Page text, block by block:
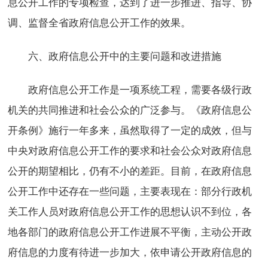
调、监督全省政府信息公开工作的效果。
六、政府信息公开中的主要问题和改进措施
政府信息公开工作是一项系统工程，需要各级行政
机关的共同推进和社会公众的广泛参与。《政府信息公
开条例》施行一年多来，虽然取得了一定的成效，但与
中央对政府信息公开工作的要求和社会公众对政府信息
公开的期望相比，仍有不小的差距。目前，在政府信息
公开工作中还存在一些问题，主要表现在：部分行政机
关工作人员对政府信息公开工作的思想认识不到位，各
地各部门的政府信息公开工作进展不平衡，主动公开政
府信息的力度有待进一步加大，依申请公开政府信息的